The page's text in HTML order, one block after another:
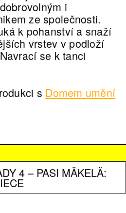
i
ze společnosti.
k pohanství a snaží
vrstev v podloží
se k tanci
s Domem umění
4 –⁠ PASI MÄKELÄ: